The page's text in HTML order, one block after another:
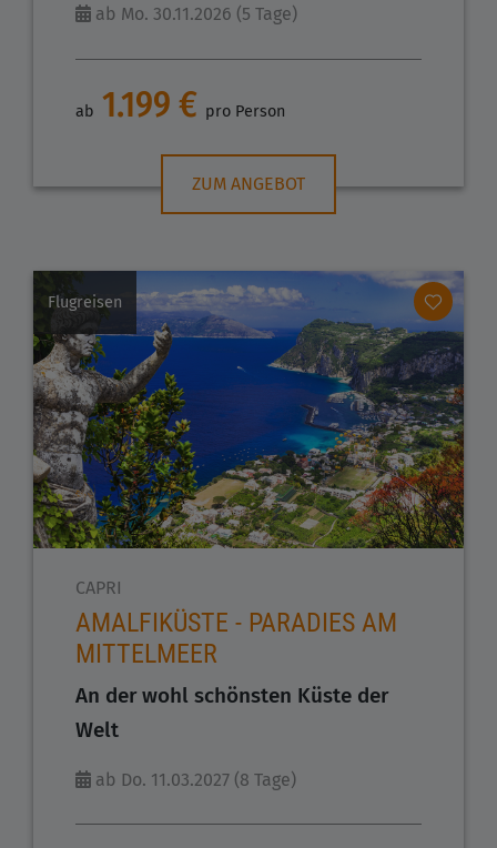
ab Mo. 30.11.2026 (5 Tage)
ab 1.199 € pro Person
ZUM ANGEBOT
Flugreisen
CAPRI
AMALFIKÜSTE - PARADIES AM
MITTELMEER
An der wohl schönsten Küste der
Welt
ab Do. 11.03.2027 (8 Tage)